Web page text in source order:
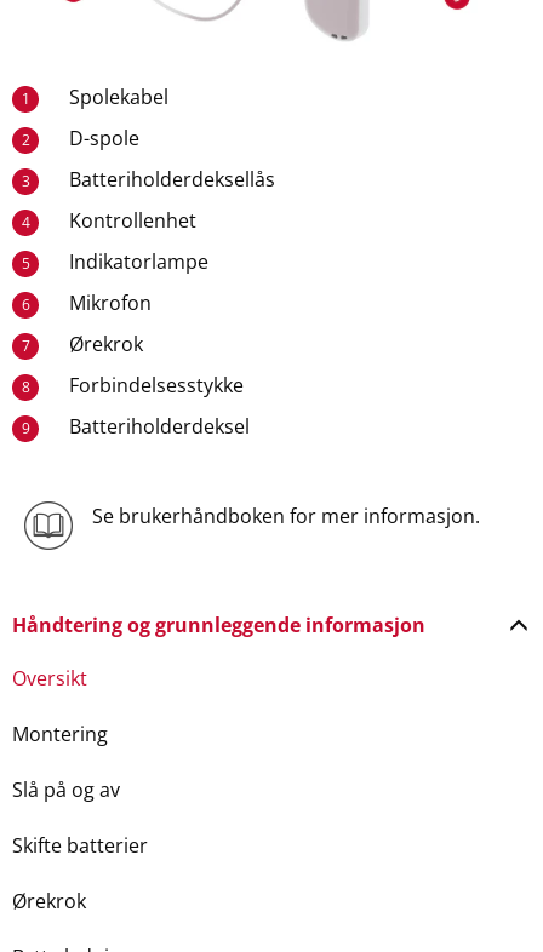
1 Spolekabel
2 D-spole
3 Batteriholderdeksellås
4 Kontrollenhet
5 Indikatorlampe
6 Mikrofon
7 Ørekrok
8 Forbindelsesstykke
9 Batteriholderdeksel
Se brukerhåndboken for mer informasjon.
Håndtering og grunnleggende informasjon
Oversikt
Montering
Slå på og av
Skifte batterier
Ørekrok